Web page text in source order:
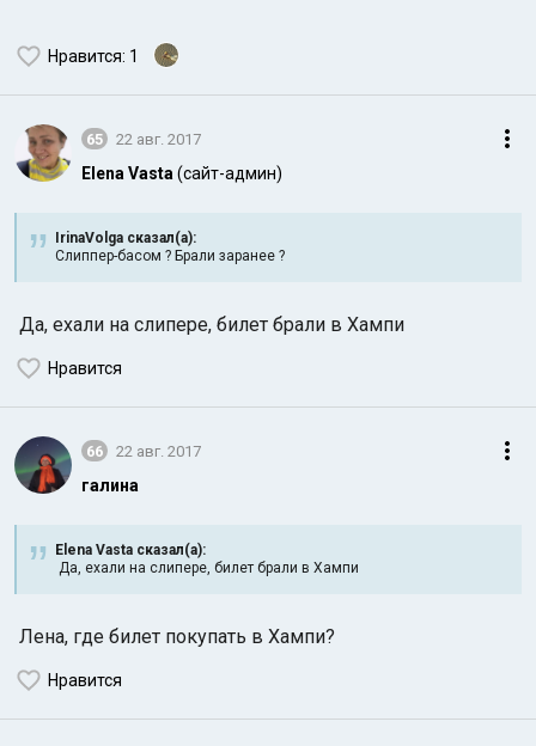
Нравится: 1
65 22 авг. 2017
Elena Vasta (сайт-админ)
IrinaVolga сказал(а):
Слиппер-басом ? Брали заранее ?
Да, ехали на слипере, билет брали в Хампи
Нравится
66 22 авг. 2017
галина
Elena Vasta сказал(а):
Да, ехали на слипере, билет брали в Хампи
Лена, где билет покупать в Хампи?
Нравится